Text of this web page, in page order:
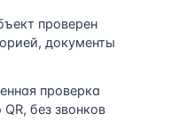
проверен
документы
проверка
без звонков